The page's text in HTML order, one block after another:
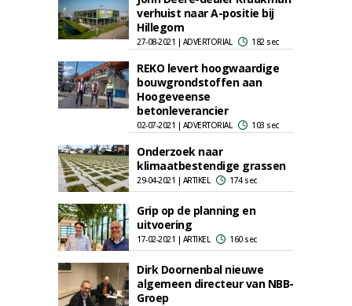
verhuist naar A-positie bij
Hillegom
27-08-2021 | ADVERTORIAL 182 sec
REKO levert hoogwaardige
bouwgrondstoffen aan
Hoogeveense
betonleverancier
02-07-2021 | ADVERTORIAL 103 sec
Onderzoek naar
klimaatbestendige grassen
29-04-2021 | ARTIKEL 174 sec
Grip op de planning en
uitvoering
17-02-2021 | ARTIKEL 160 sec
Dirk Doornenbal nieuwe
algemeen directeur van NBB-
Groep